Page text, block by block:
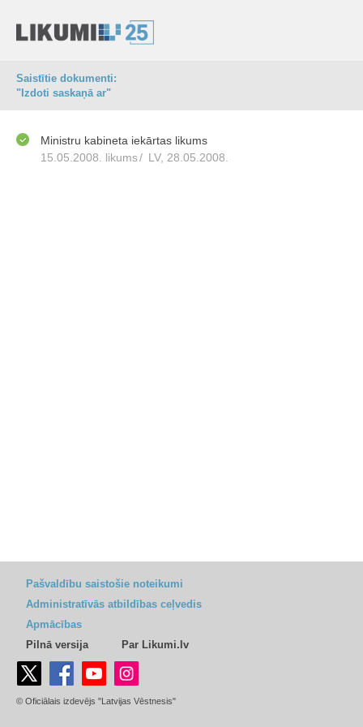
Saistītie dokumenti:
"Izdoti saskaņā ar"
Ministru kabineta iekārtas likums
15.05.2008. likums/ LV, 28.05.2008.
Pašvaldību saistošie noteikumi
Administratīvās atbildības ceļvedis
Apmācības
Pilnā versija
Par Likumi.lv
© Oficiālais izdevējs "Latvijas Vēstnesis"